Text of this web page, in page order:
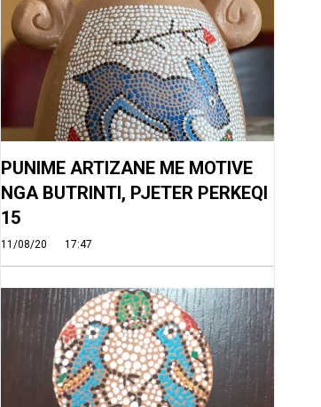
PUNIME ARTIZANE ME MOTIVE
NGA BUTRINTI, PJETER PERKEQI
15
11/08/20 17:47